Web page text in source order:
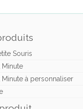
Souris
Minute
à personnaliser